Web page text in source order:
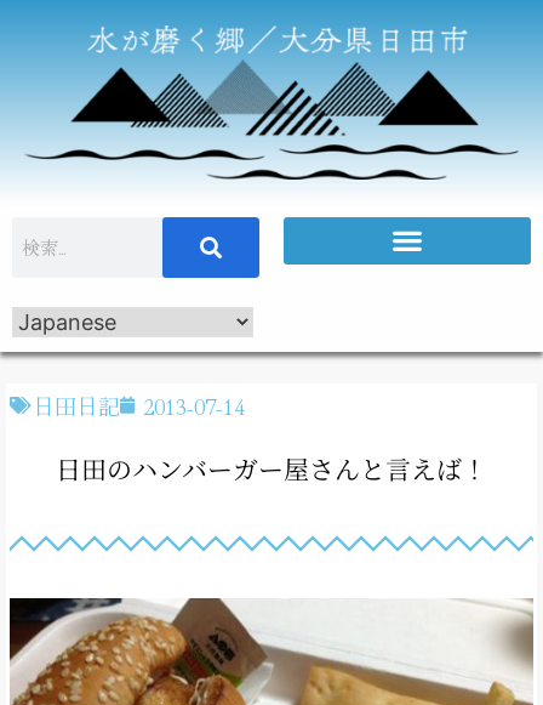
日田日記 2013-07-14
日田のハンバーガー屋さんと言えば！